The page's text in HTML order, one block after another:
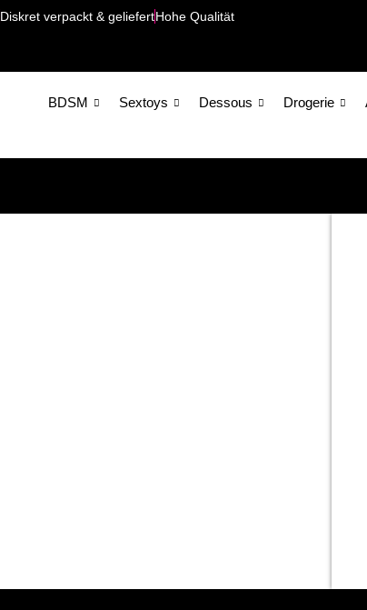
Diskret verpackt & geliefertHohe Qualität
BDSM Sextoys Dessous Drogerie